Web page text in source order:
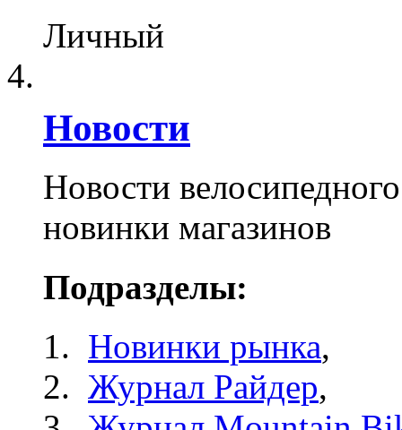
Личный
Новости
Новости
новинки магазинов
Подразделы:
Новинки рынка,
Журнал Райдер,